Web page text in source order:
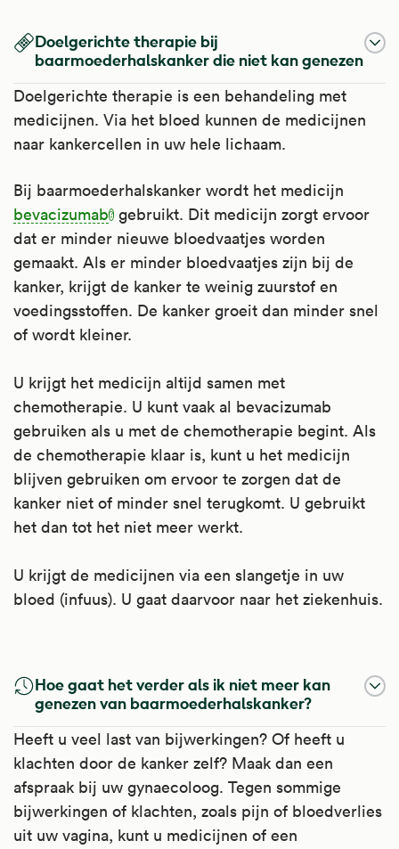
Doelgerichte therapie bij
baarmoederhalskanker die niet kan genezen
Doelgerichte therapie is een behandeling met
medicijnen. Via het bloed kunnen de medicijnen
naar kankercellen in uw hele lichaam.
Bij baarmoederhalskanker wordt het medicijn
bevacizumab gebruikt. Dit medicijn zorgt ervoor
dat er minder nieuwe bloedvaatjes worden
gemaakt. Als er minder bloedvaatjes zijn bij de
kanker, krijgt de kanker te weinig zuurstof en
voedingsstoffen. De kanker groeit dan minder snel
of wordt kleiner.
U krijgt het medicijn altijd samen met
chemotherapie. U kunt vaak al bevacizumab
gebruiken als u met de chemotherapie begint. Als
de chemotherapie klaar is, kunt u het medicijn
blijven gebruiken om ervoor te zorgen dat de
kanker niet of minder snel terugkomt. U gebruikt
het dan tot het niet meer werkt.
U krijgt de medicijnen via een slangetje in uw
bloed (infuus). U gaat daarvoor naar het ziekenhuis.
Bevacizumab is een monoklonaal antilichaam.
Dit is een doelgerichte kankerremmende stof
('targeted therapy'). Het vermindert wildgroei
van bloedvaten.
Artsen schrijven het voor bij kanker van de
dikke darm, het rectum (het laatste deel van
Hoe gaat het verder als ik niet meer kan
genezen van baarmoederhalskanker?
Heeft u veel last van bijwerkingen? Of heeft u
klachten door de kanker zelf? Maak dan een
afspraak bij uw gynaecoloog. Tegen sommige
bijwerkingen of klachten, zoals pijn of bloedverlies
uit uw vagina, kunt u medicijnen of een